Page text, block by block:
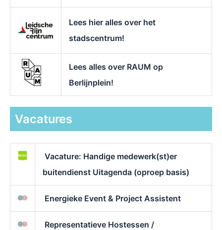
Lees hier alles over het
stadscentrum!
Lees alles over RAUM op
Berlijnplein!
Vacatures
Vacature: Handige medewerk(st)er
buitendienst Uitagenda (oproep basis)
Energieke Event & Project Assistent
Representatieve Hostessen /